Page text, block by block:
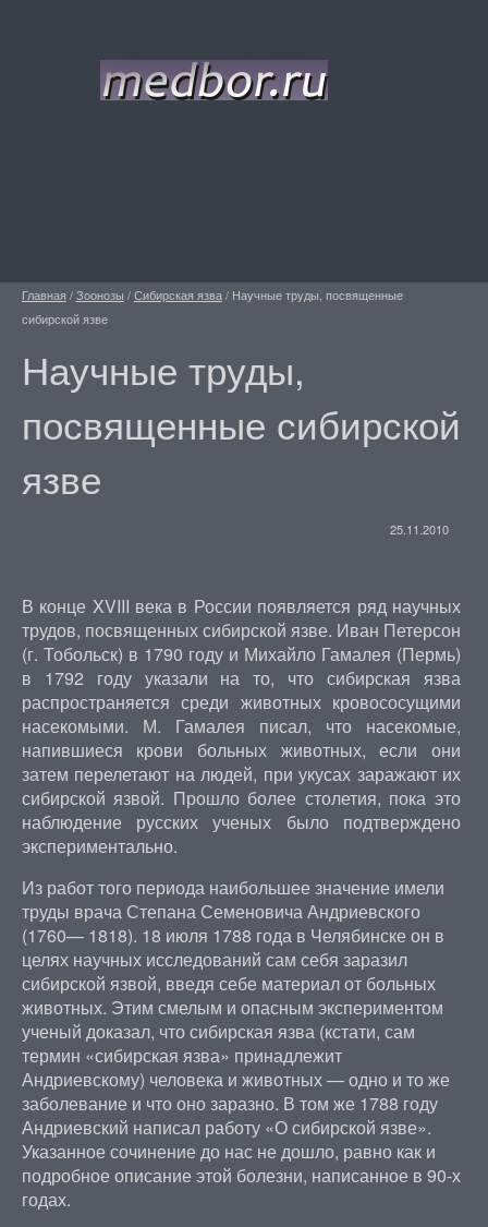
Главная /Зоонозы /Сибирская язва/ Научные труды, посвященные
сибирской язве
Научные труды,
посвященные сибирской
язве
25.11.2010
В конце XVIII века в России появляется ряд научных
трудов, посвященных сибирской язве. Иван Петерсон
(г. Тобольск) в 1790 году и Михайло Гамалея (Пермь)
в 1792 году указали на то, что сибирская язва
распространяется среди животных кровососущими
насекомыми. М. Гамалея писал, что насекомые,
напившиеся крови больных животных, если они
затем перелетают на людей, при укусах заражают их
сибирской язвой. Прошло более столетия, пока это
наблюдение русских ученых было подтверждено
экспериментально.
Из работ того периода наибольшее значение имели
труды врача Степана Семеновича Андриевского
(1760— 1818). 18 июля 1788 года в Челябинске он в
целях научных исследований сам себя заразил
сибирской язвой, введя себе материал от больных
животных. Этим смелым и опасным экспериментом
ученый доказал, что сибирская язва (кстати, сам
термин «сибирская язва» принадлежит
Андриевскому) человека и животных — одно и то же
заболевание и что оно заразно. В том же 1788 году
Андриевский написал работу «О сибирской язве».
Указанное сочинение до нас не дошло, равно как и
подробное описание этой болезни, написанное в 90-х
годах.